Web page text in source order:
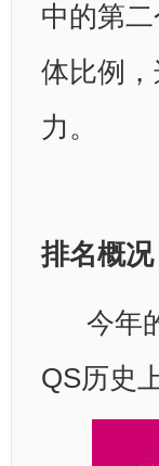
中的第
体比例
力。
排名概况
今年的
QS历史